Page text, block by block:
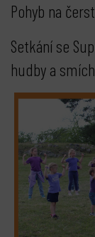
Pohyb na
Setkání se
hudby a